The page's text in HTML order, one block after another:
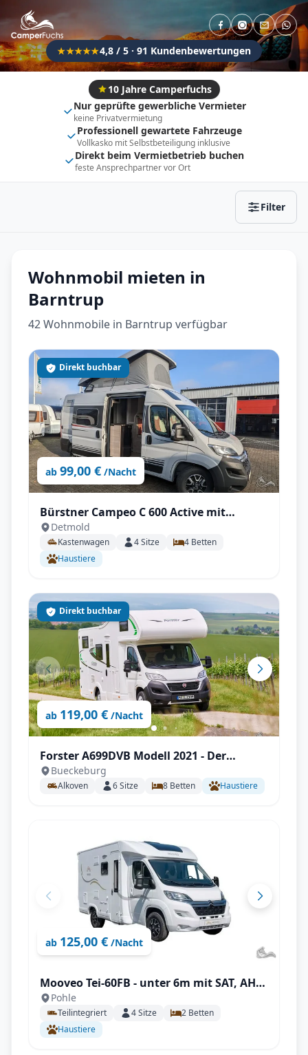
★★★★★4,8 / 5 · 91 Kundenbewertungen
10 Jahre Camperfuchs
Nur geprüfte gewerbliche Vermieter
keine Privatvermietung
Professionell gewartete Fahrzeuge
Vollkasko mit Selbstbeteiligung inklusive
Direkt beim Vermietbetrieb buchen
feste Ansprechpartner vor Ort
Filter
Flexibel (±3 Tage) Anhängerkupplung
Fahrzeugtyp
Vollintegriert Kastenwagen
Alkoven Teil-Integriert
Wohnwagen
Wohnmobil mieten in
Barntrup
42 Wohnmobile in Barntrup verfügbar
ab 99,00 € /Nacht
Direkt buchbar
Bürstner Campeo C 600 Active mit
Aufstelldach, AHK - All inkl.
Detmold
Kastenwagen 4Sitze 4 Betten
Haustiere
ab 119,00 € /Nacht
Direkt buchbar
Forster A699DVB Modell 2021 - Der
Familienversteher
Bueckeburg
Alkoven 6Sitze 8 Betten Haustiere
ab 125,00 € /Nacht
Mooveo Tei-60FB - unter 6m mit SAT, AHK,
Solar uvm., ideal für 2 Personen!
Pohle
Teilintegriert 4Sitze 2 Betten
Haustiere